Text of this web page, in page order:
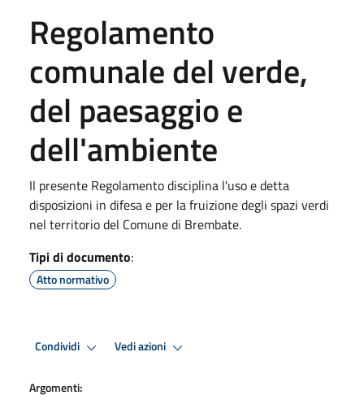
Regolamento
comunale del verde,
del paesaggio e
dell'ambiente
Il presente Regolamento disciplina l'uso e detta
disposizioni in difesa e per la fruizione degli spazi verdi
nel territorio del Comune di Brembate.
Tipi di documento:
Atto normativo
Condividi Vedi azioni
Argomenti: